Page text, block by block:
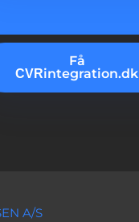
Få
CVRintegration.dk
A/S